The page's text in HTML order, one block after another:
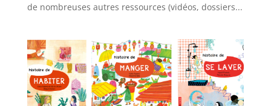
de nombreuses autres ressources (vidéos, dossiers...